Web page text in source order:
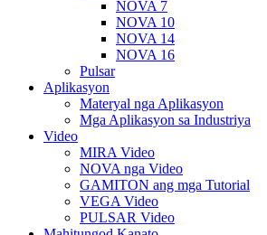
NOVA 7
NOVA 10
NOVA 14
NOVA 16
Pulsar
Aplikasyon
Materyal nga Aplikasyon
Mga Aplikasyon sa Industriya
Video
MIRA Video
NOVA nga Video
GAMITON ang mga Tutorial
VEGA Video
PULSAR Video